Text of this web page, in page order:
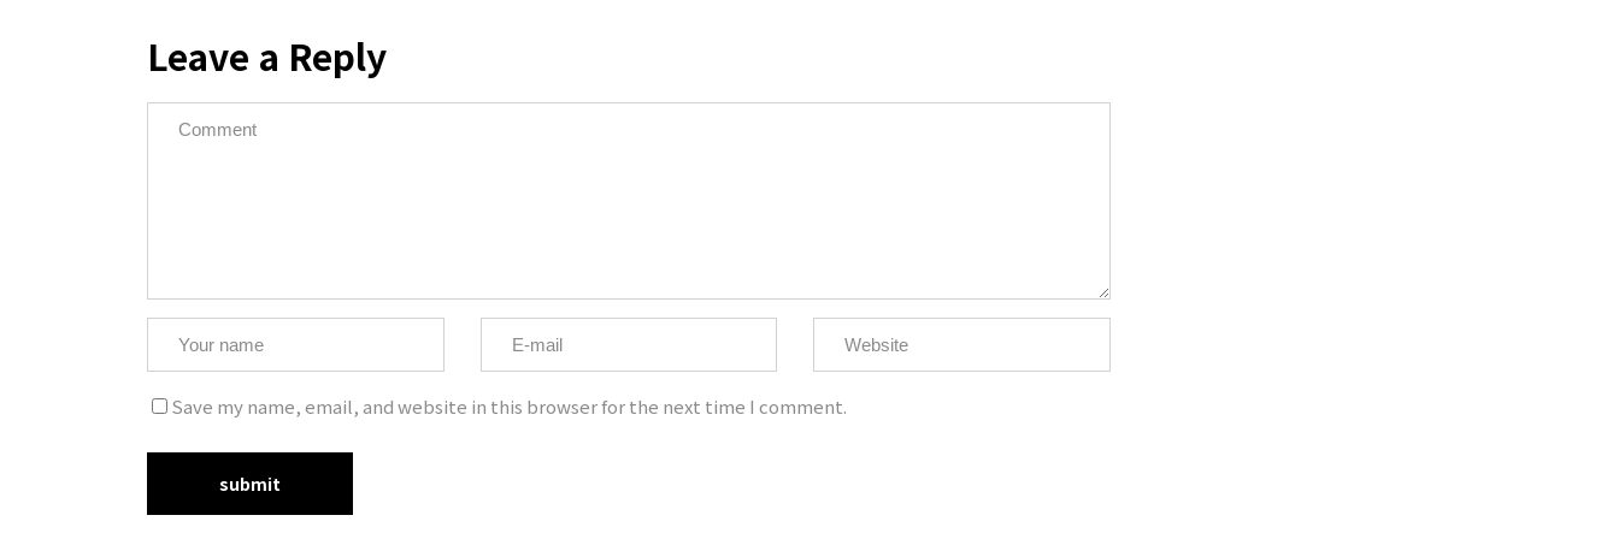
Leave a Reply
Save my name, email, and website in this browser for the next time I comment.
客服信箱：imdavidmusic@qq.com